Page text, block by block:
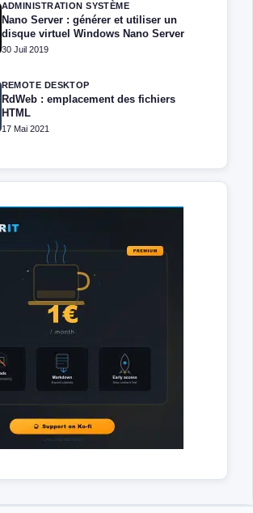
ADMINISTRATION SYSTÈME
Nano Server : générer et utiliser un
disque virtuel Windows Nano Server
30 Juil 2019
REMOTE DESKTOP
RdWeb : emplacement des fichiers
HTML
17 Mai 2021